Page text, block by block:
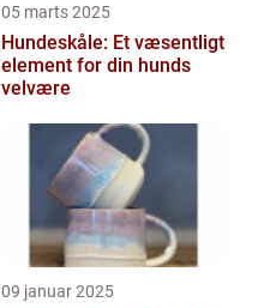
05 marts 2025
Hundeskåle: Et væsentligt
element for din hunds
velvære
09 januar 2025